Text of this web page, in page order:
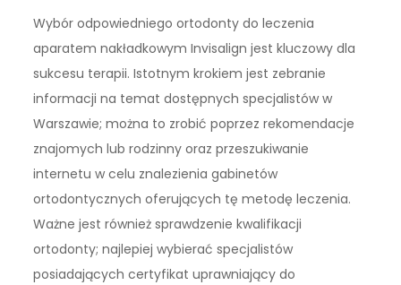
Wybór odpowiedniego ortodonty do leczenia
aparatem nakładkowym Invisalign jest kluczowy dla
sukcesu terapii. Istotnym krokiem jest zebranie
informacji na temat dostępnych specjalistów w
Warszawie; można to zrobić poprzez rekomendacje
znajomych lub rodzinny oraz przeszukiwanie
internetu w celu znalezienia gabinetów
ortodontycznych oferujących tę metodę leczenia.
Ważne jest również sprawdzenie kwalifikacji
ortodonty; najlepiej wybierać specjalistów
posiadających certyfikat uprawniający do